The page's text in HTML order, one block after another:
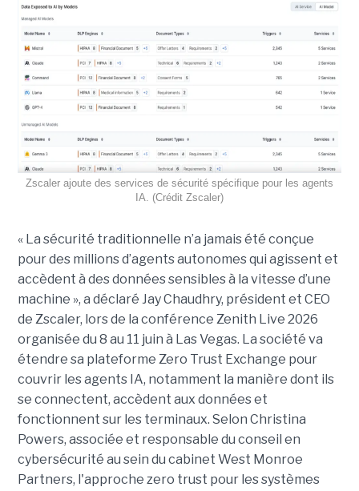
Zscaler ajoute des services de sécurité spécifique pour les agents
IA. (Crédit Zscaler)
« La sécurité traditionnelle n’a jamais été conçue
pour des millions d’agents autonomes qui agissent et
accèdent à des données sensibles à la vitesse d’une
machine », a déclaré Jay Chaudhry, président et CEO
de Zscaler, lors de la conférence Zenith Live 2026
organisée du 8 au 11 juin à Las Vegas. La société va
étendre sa plateforme Zero Trust Exchange pour
couvrir les agents IA, notamment la manière dont ils
se connectent, accèdent aux données et
fonctionnent sur les terminaux. Selon Christina
Powers, associée et responsable du conseil en
cybersécurité au sein du cabinet West Monroe
Partners, l'approche zero trust pour les systèmes